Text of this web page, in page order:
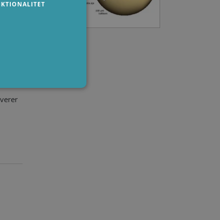
Hjemmesiden